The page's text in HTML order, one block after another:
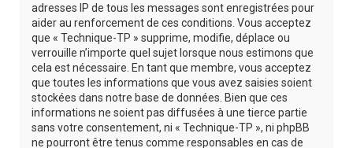
adresses IP de tous les messages sont enregistrées pour
aider au renforcement de ces conditions. Vous acceptez
que « Technique-TP » supprime, modifie, déplace ou
verrouille n’importe quel sujet lorsque nous estimons que
cela est nécessaire. En tant que membre, vous acceptez
que toutes les informations que vous avez saisies soient
stockées dans notre base de données. Bien que ces
informations ne soient pas diffusées à une tierce partie
sans votre consentement, ni « Technique-TP », ni phpBB
ne pourront être tenus comme responsables en cas de